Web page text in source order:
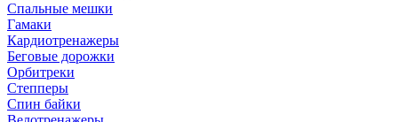
Спальные мешки
Гамаки
Кардиотренажеры
Беговые дорожки
Орбитреки
Степперы
Спин байки